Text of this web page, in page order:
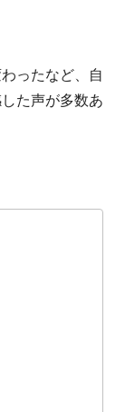
ったなど、自
た声が多数あ